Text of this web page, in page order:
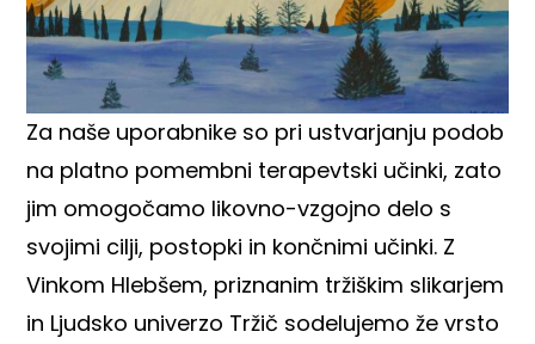
Za naše uporabnike so pri ustvarjanju podob
na platno pomembni terapevtski učinki, zato
jim omogočamo likovno-vzgojno delo s
svojimi cilji, postopki in končnimi učinki. Z
Vinkom Hlebšem, priznanim tržiškim slikarjem
in Ljudsko univerzo Tržič sodelujemo že vrsto